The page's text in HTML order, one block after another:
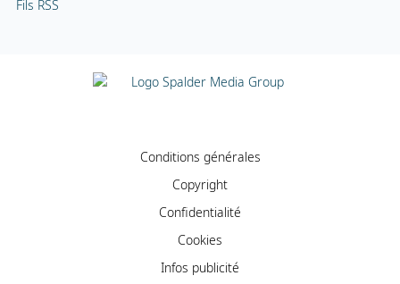
Fils RSS
Conditions générales
Copyright
Confidentialité
Cookies
Infos publicité